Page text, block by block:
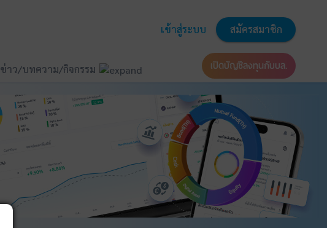
เข้าสู่ระบบ สมัครสมาชิก
ข่าว/บทความ/กิจกรรม
เปิดบัญชีลงทุนกับบล.